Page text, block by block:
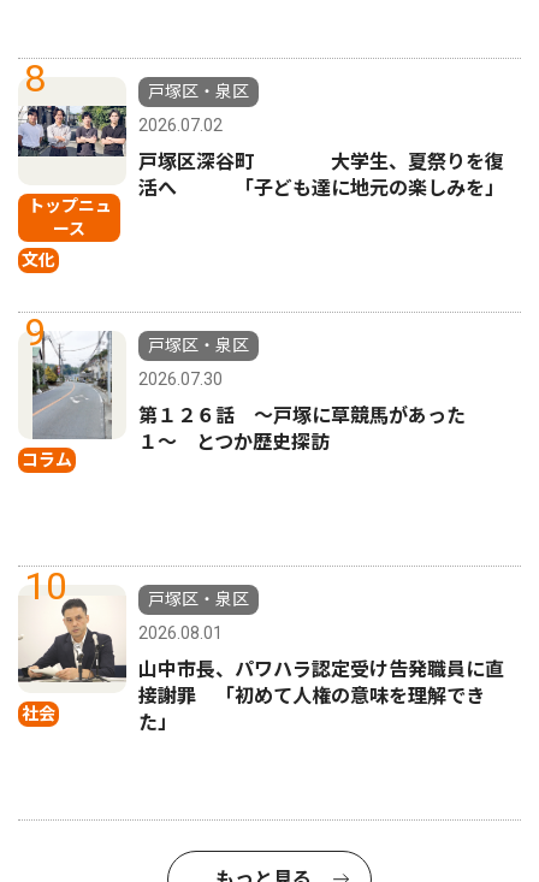
8
トップニュ
ース
文化
戸塚区・泉区
2026.07.02
戸塚区深谷町 大学生、夏祭りを復
活へ 「子ども達に地元の楽しみを」
9
コラム
戸塚区・泉区
2026.07.30
第１２６話 〜戸塚に草競馬があった
１〜 とつか歴史探訪
10
社会
戸塚区・泉区
2026.08.01
山中市長、パワハラ認定受け告発職員に直
接謝罪 「初めて人権の意味を理解でき
た」